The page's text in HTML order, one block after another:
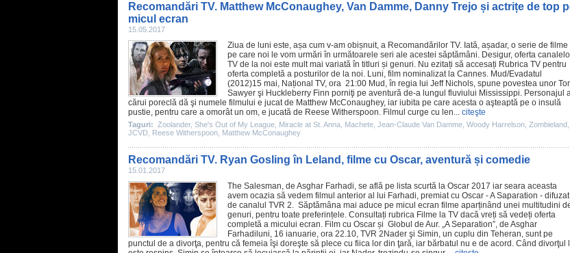
Recomandări TV. Matthew McConaughey, Van Damme, Danny Trejo și actrițe de top
micul ecran
15.05.2017
Ziua de luni este, așa cum v-am obișnuit, a Recomandărilor TV. Iată, așadar, o serie de filme
pe care noi le vom urmări în următoarele seri ale acestei săptămâni. Desigur, oferta
TV de la noi este mult mai variată în titluri și genuri. Nu ezitați să accesați Rubrica TV pentru
oferta completă a posturilor de la noi. Luni, film nominalizat la Cannes. Mud/Evadatul
(2012)15 mai, Național TV, ora 21:00 Mud, în regia lui Jeff Nichols, spune povestea unor
Sawyer şi Huckleberry Finn porniţi pe aventură de-a lungul fluviului Mississippi. Personajul
cărui poreclă dă şi numele filmului e jucat de Matthew McConaughey, iar iubita pe care acesta o aşteaptă pe o insulă
pustie, pentru care a omorât un om, e jucată de Reese Witherspoon. Filmul curge cu len... citeşte
Taguri: Zoolander, She's Out of My League Miracle at St. Anna Machete Jean-Claude Van Damme Woody Harrelson Zombieland
JCVD Reese Witherspoon Matthew McConaughey
Recomandări TV. Ryan Gosling în Leland, filme cu Oscar, aventură și comedie
15.01.2017
The Salesman, de Asghar Farhadi, se află pe lista scurtă la Oscar 2017 iar seara aceasta
avem ocazia să vedem filmul anterior al lui Farhadi, premiat cu Oscar - A Saparation - difuzat
de canalul TVR 2. Săptămâna mai aduce pe micul ecran filme aparținând unei multitudini
genuri, pentru toate preferințele. Consultați rubrica Filme la TV dacă vreți să vedeți oferta
completă a micului ecran. Film cu Oscar și Globul de Aur. „A Separation”, de Asghar
Farhadiluni, 16 ianuarie, ora 22.10, TVR 2Nader şi Simin, un cuplu din Teheran, sunt pe
punctul de a divorţa, pentru că femeia îşi doreşte să plece cu fiica lor din ţară, iar bărbatul nu e de acord. Când divorţul